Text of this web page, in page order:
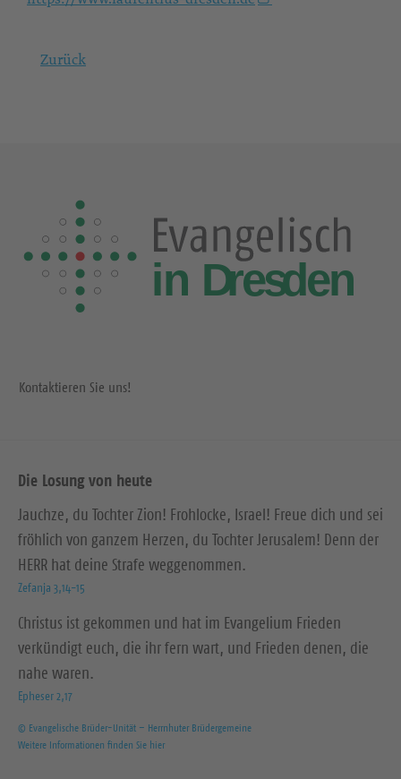
Zurück
Kontaktieren Sie uns!
Die Losung von heute
Jauchze, du Tochter Zion! Frohlocke, Israel! Freue dich und sei
fröhlich von ganzem Herzen, du Tochter Jerusalem! Denn der
HERR hat deine Strafe weggenommen.
Zefanja 3,14-15
Christus ist gekommen und hat im Evangelium Frieden
verkündigt euch, die ihr fern wart, und Frieden denen, die
nahe waren.
Epheser 2,17
© Evangelische Brüder-Unität – Herrnhuter Brüdergemeine
Weitere Informationen finden Sie hier